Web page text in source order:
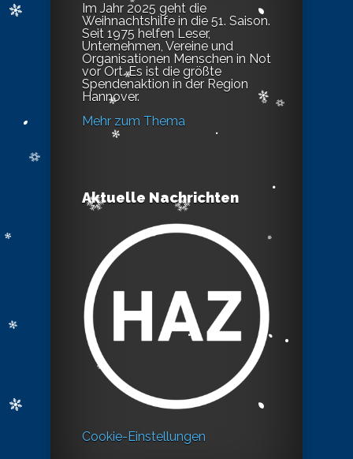
Im Jahr 2025 geht die
Weihnachtshilfe in die 51. Saison.
Seit 1975 helfen Leser,
Unternehmen, Vereine und
Organisationen Menschen in Not
vor Ort. Es ist die größte
Spendenaktion in der Region
Hannover.
Mehr zum Thema
Aktuelle Nachrichten
Cookie-Einstellungen